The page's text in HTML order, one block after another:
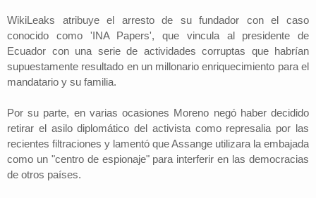
WikiLeaks atribuye el arresto de su fundador con el caso
conocido como 'INA Papers', que vincula al presidente de
Ecuador con una serie de actividades corruptas que habrían
supuestamente resultado en un millonario enriquecimiento para el
mandatario y su familia.
Por su parte, en varias ocasiones Moreno negó haber decidido
retirar el asilo diplomático del activista como represalia por las
recientes filtraciones y lamentó que Assange utilizara la embajada
como un "centro de espionaje" para interferir en las democracias
de otros países.